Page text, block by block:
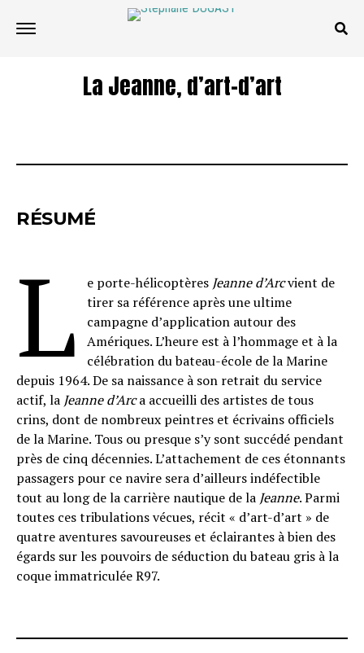
La Jeanne, d’art-d’art
RÉSUMÉ
L e porte-hélicoptères Jeanne d’Arcvient de
tirer sa référence après une ultime
campagne d’application autour des
Amériques. L’heure est à l’hommage et à la
célébration du bateau-école de la Marine
depuis 1964. De sa naissance à son retrait du service
actif, la Jeanne d’Arca accueilli des artistes de tous
crins, dont de nombreux peintres et écrivains officiels
de la Marine. Tous ou presque s’y sont succédé pendant
près de cinq décennies. L’attachement de ces étonnants
passagers pour ce navire sera d’ailleurs indéfectible
tout au long de la carrière nautique de la Jeanne. Parmi
toutes ces tribulations vécues, récit « d’art-d’art » de
quatre aventures savoureuses et éclairantes à bien des
égards sur les pouvoirs de séduction du bateau gris à la
coque immatriculée R97.